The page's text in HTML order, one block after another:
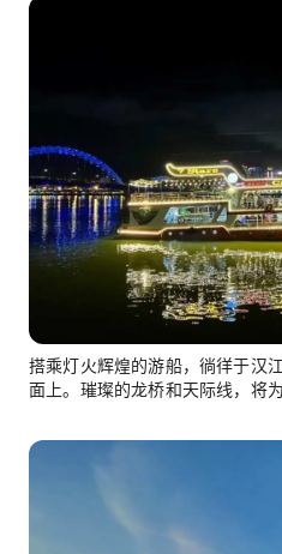
搭乘灯火辉煌的游船，徜徉于汉
面上。璀璨的龙桥和天际线，将